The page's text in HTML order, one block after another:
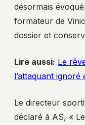
désormais
formateur de
dossier et
Lire aussi: Le
l’attaquant
Le directeur
déclaré à AS, «